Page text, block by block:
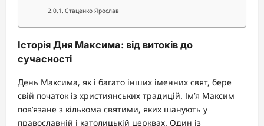
Стаценко Ярослав
Історія Дня Максима: від витоків до
сучасності
День Максима, як і багато інших іменних свят, бере
свій початок із християнських традицій. Ім’я Максим
пов’язане з кількома святими, яких шанують у
православній і католицькій церквах. Один із